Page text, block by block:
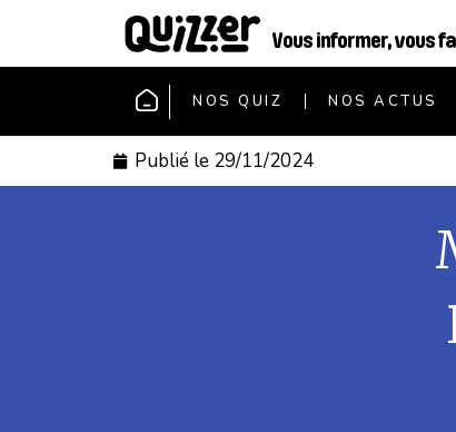
Vous informer, vous
NOS QUIZ NOS ACTUS
Publié le 29/11/2024